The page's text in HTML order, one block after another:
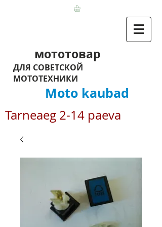
мототовар
ДЛЯ СОВЕТСКОЙ
МОТОТЕХНИКИ
Moto kaubad
Tarneaeg 2-14 paeva